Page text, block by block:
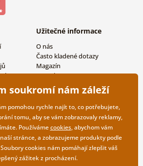
Užitečné informace
O nás
Často kladené dotazy
Magazín
Kontakty
Velkoobchodní spolupráce
soukromí nám záleží
pomohou rychle najít to, co potřebujete,
tomu, aby se vám zobrazovaly reklamy,
Používámecookies, abychom vám
stránce, a zobrazujeme produkty podle
cookies nám pomáhají zlepšit váš
zážitek z procházení.